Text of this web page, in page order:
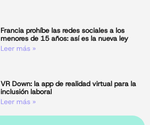
Francia prohíbe las redes sociales a los
menores de 15 años: así es la nueva ley
Leer más »
VR Down: la app de realidad virtual para la
inclusión laboral
Leer más »